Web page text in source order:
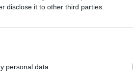
disclose it to other third parties.
personal data.
recebe
Festival
Cinema de Turismo